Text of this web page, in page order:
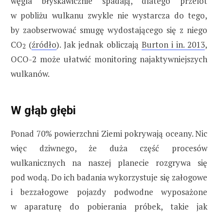
w pobliżu wulkanu zwykle nie wystarcza do tego,
by zaobserwować smugę wydostającego się z niego
CO2 (źródło). Jak jednak obliczają Burton i in. 2013,
OCO-2 może ułatwić monitoring najaktywniejszych
wulkanów.
W głąb głębi
Ponad 70% powierzchni Ziemi pokrywają oceany. Nic
więc dziwnego, że duża część procesów
wulkanicznych na naszej planecie rozgrywa się
pod wodą. Do ich badania wykorzystuje się załogowe
i bezzałogowe pojazdy podwodne wyposażone
w aparaturę do pobierania próbek, takie jak